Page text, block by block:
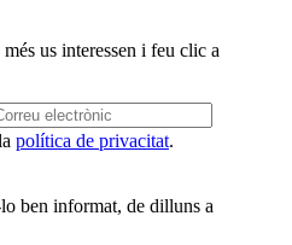
us interessen i feu clic a
política de privacitat.
ben informat, de dilluns a